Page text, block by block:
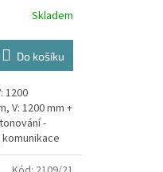
Skladem
Do košíku
1200
V: 1200 mm +
-